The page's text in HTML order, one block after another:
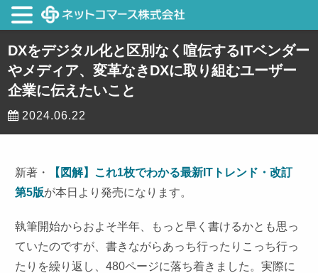
DXをデジタル化と区別なく喧伝するITベンダー
やメディア、変革なきDXに取り組むユーザー
企業に伝えたいこと
2024.06.22
新著・
【図解】これ1枚でわかる最新ITトレンド・改訂
第5版が本日より発売になります。
執筆開始からおよそ半年、もっと早く書けるかとも思っ
ていたのですが、書きながらあっち行ったりこっち行っ
たりを繰り返し、480ページに落ち着きました。実際に